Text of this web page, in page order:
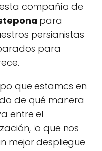
compañía de
para
persianistas
para
que estamos en
de qué manera
entre el
lo que nos
mejor despliegue